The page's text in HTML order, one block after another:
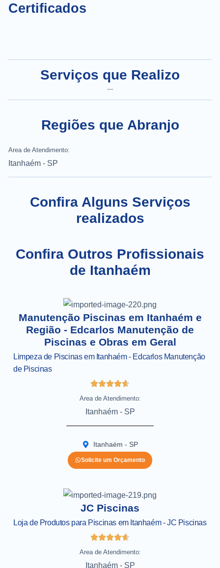
Certificados
Serviços que Realizo
...
Regiões que Abranjo
Area de Atendimento:
Itanhaém - SP
Confira Alguns Serviços
realizados
Confira Outros Profissionais
de Itanhaém
Manutenção Piscinas em Itanhaém e
Região - Edcarlos Manutenção de
Piscinas e Obras em Geral
Limpeza de Piscinas em Itanhaém - Edcarlos Manutenção
de Piscinas
Area de Atendimento:
Itanhaém - SP
Itanhaém - SP
Solicite um Orçamento
JC Piscinas
Loja de Produtos para Piscinas em Itanhaém - JC Piscinas
Area de Atendimento:
Itanhaém - SP